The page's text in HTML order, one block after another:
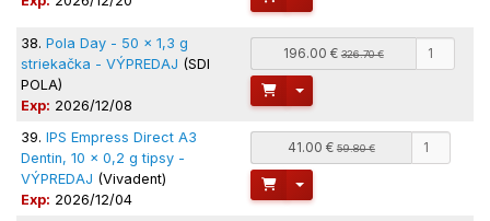
38. Pola Day - 50 x 1,3 g
striekačka - VÝPREDAJ (SDI
POLA)
Exp: 2026/12/08
196.00 €326.70 €
Toggle Dropdown
39. IPS Empress Direct A3
Dentin, 10 x 0,2 g tipsy -
VÝPREDAJ (Vivadent)
Exp: 2026/12/04
41.00 €59.80 €
Toggle Dropdown